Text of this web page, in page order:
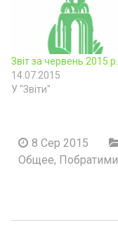
Звіт за червень 2015 р.
14.07.2015
У "Звіти"
8 Сер 2015
Общее, Побратими